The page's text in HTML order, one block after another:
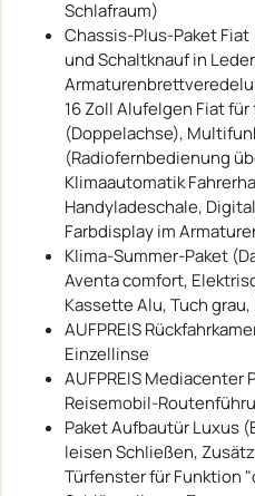
Schlafraum)
Chassis-Plus-Paket
und Schaltknauf in
16 Zoll Alufelgen Fiat
(Doppelachse),
(Radiofernbedienung
Klimaautomatik
Handyladeschale,
Farbdisplay im
Klima-Summer-Paket
Aventa comfort,
Kassette Alu, Tuch
AUFPREIS
Einzellinse
AUFPREIS Mediacenter
Reisemobil-
Paket Aufbautür Luxus
leisen Schließen,
Türfenster für Funktion